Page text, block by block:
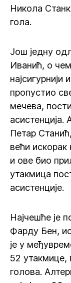
Никола
гола.
Још једну
Иванић, о
најсигурнији
пропустио
мечева,
асистенција.
Петар
већи искорак
и ове био
утакмица
асистенције.
Најчешће је
Фарду Бен,
је у
52 утакмице,
голова.